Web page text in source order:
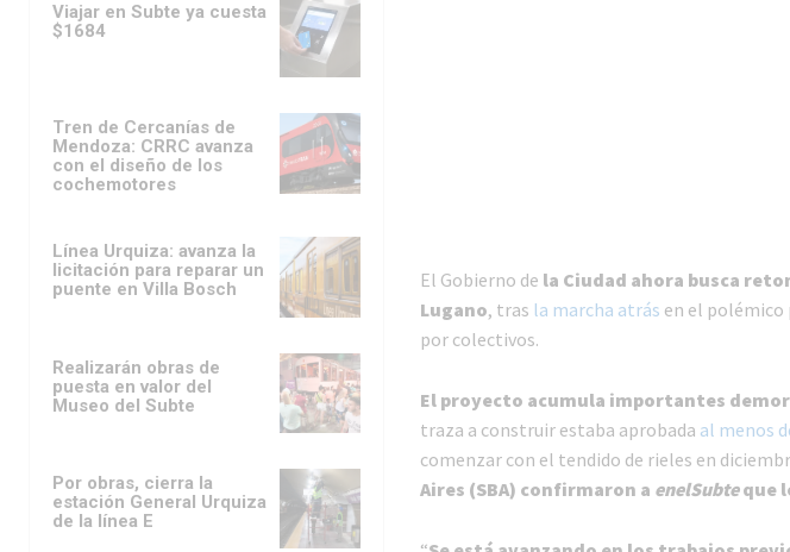
Viajar en Subte ya cuesta
$1684
Tren de Cercanías de
Mendoza: CRRC avanza
con el diseño de los
cochemotores
Línea Urquiza: avanza la
licitación para reparar un
puente en Villa Bosch
Realizarán obras de
puesta en valor del
Museo del Subte
Por obras, cierra la
estación General Urquiza
de la línea E
El Gobierno de la Ciudad ahora busca
Lugano, tras la marcha atrás en el polémico
por colectivos.
El proyecto acumula importantes
traza a construir estaba aprobada al menos
comenzar con el tendido de rieles en
Aires (SBA) confirmaron a enelSubteque